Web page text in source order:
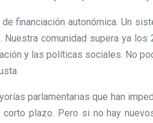
financiación autonómica. Un
comunidad supera ya
y las políticas sociales. No
parlamentarias que han
plazo. Pero si no hay